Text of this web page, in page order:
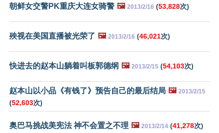
朝鲜女交警PK重庆大连女骑警 🖼️ 2013/2/16 (53,828次)
殃视在美国直播被光荣了 🖼️ 2013/2/16 (46,021次)
快进去的赵本山躺着叫板郭德纲 🖼️ 2013/2/15 (54,103次)
赵本山以小品《有钱了》预告自己的最后结局 🖼️ 2013/2/15
(52,603次)
奥巴马挑战美宪法 神不会置之不理 🖼️ 2013/2/14 (41,278次)